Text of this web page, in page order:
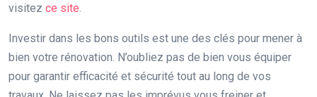
visitez ce site
Investir dans les bons outils est une des clés pour mener à
bien votre rénovation. N’oubliez pas de bien vous équiper
pour garantir efficacité et sécurité tout au long de vos